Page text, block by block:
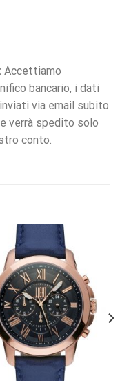
Accettiamo
bancario, i dati
via email subito
verrà spedito solo
conto.